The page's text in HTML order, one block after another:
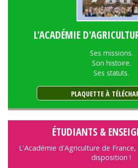
L'ACADÉMIE
Ses missions.
Son histoire.
Ses statuts.
PLAQUETTE À
ÉTUDIANTS &
L'Académie d'Agriculture de
disposition !